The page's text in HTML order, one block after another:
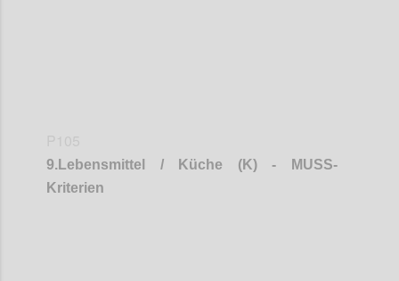
9.Lebensmittel / Küche (K) - MUSS-
Kriterien